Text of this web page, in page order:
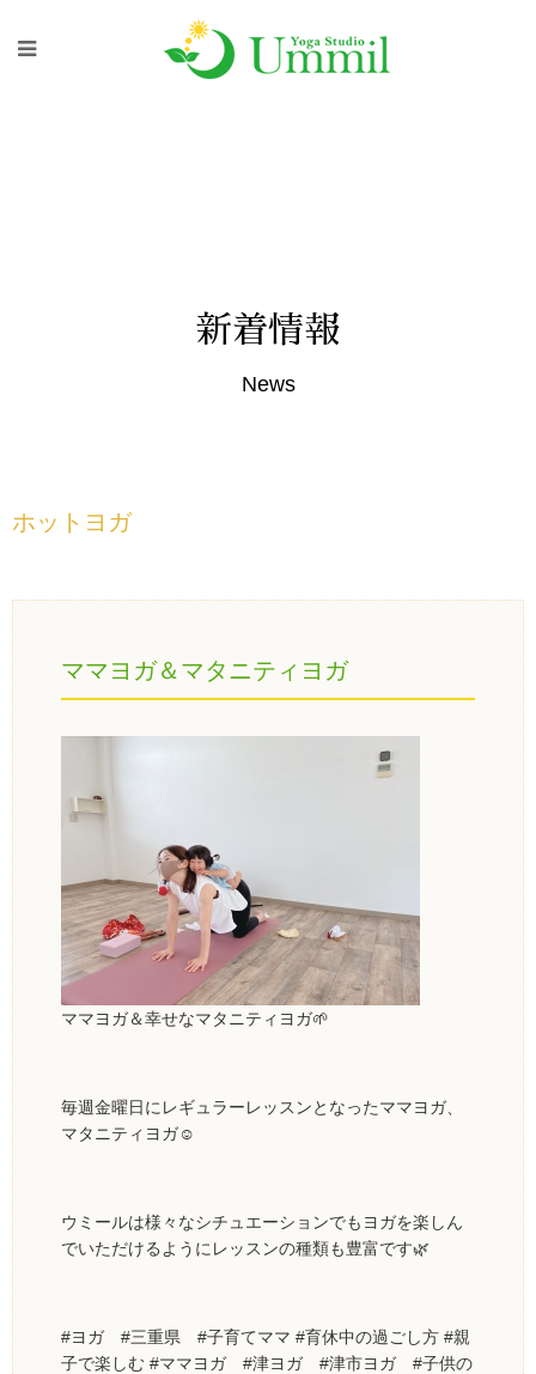
新着情報
News
ホットヨガ
ママヨガ＆マタニティヨガ
ママヨガ＆幸せなマタニティヨガ🌱
毎週金曜日にレギュラーレッスンとなったママヨガ、
マタニティヨガ☺️
ウミールは様々なシチュエーションでもヨガを楽しん
でいただけるようにレッスンの種類も豊富です🌿
#ヨガ #三重県 #子育てママ #育休中の過ごし方 #親
子で楽しむ #ママヨガ #津ヨガ #津市ヨガ #子供の